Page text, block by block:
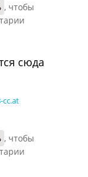
, чтобы
сюда
, чтобы